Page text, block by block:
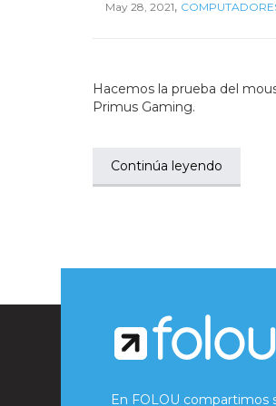
May 28, 2021,
Hacemos la prueba del
Primus Gaming.
Continúa leyendo
En FOLOU compartimos